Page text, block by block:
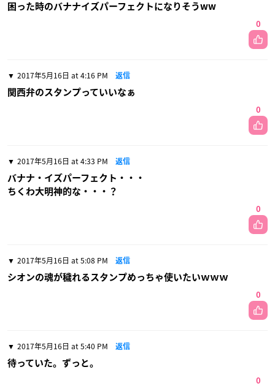
困った時のバナナイズパーフェクトになりそうww
0
2017年5月16日 at 4:16 PM 返信
関西弁のスタンプっていいなぁ
0
2017年5月16日 at 4:33 PM 返信
バナナ・イズパーフェクト・・・
ちくわ大明神的な・・・？
0
2017年5月16日 at 5:08 PM 返信
シオンの魂が穢れるスタンプめっちゃ使いたいｗｗｗ
0
2017年5月16日 at 5:40 PM 返信
待っていた。ずっと。
0